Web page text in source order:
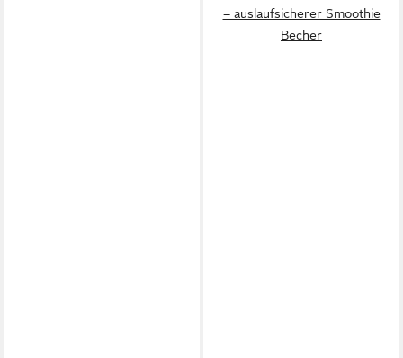
– auslaufsicherer Smoothie
Becher